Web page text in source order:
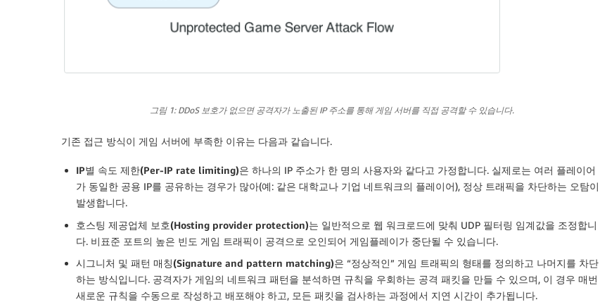
그림 1: DDoS 보호가 없으면 공격자가 노출된 IP 주소를 통해 게임 서버를 직접 공격할 수 있습니다.
기존 접근 방식이 게임 서버에 부족한 이유는 다음과 같습니다.
IP별 속도 제한(Per-IP rate limiting)은 하나의 IP 주소가 한 명의 사용자와 같다고 가정합니다. 실제로는 여러 플레이어
가 동일한 공용 IP를 공유하는 경우가 많아(예: 같은 대학교나 기업 네트워크의 플레이어), 정상 트래픽을 차단하는 오탐이
발생합니다.
호스팅 제공업체 보호(Hosting provider protection)는 일반적으로 웹 워크로드에 맞춰 UDP 필터링 임계값을 조정합니
다. 비표준 포트의 높은 빈도 게임 트래픽이 공격으로 오인되어 게임플레이가 중단될 수 있습니다.
시그니처 및 패턴 매칭(Signature and pattern matching)은 “정상적인” 게임 트래픽의 형태를 정의하고 나머지를 차단
하는 방식입니다. 공격자가 게임의 네트워크 패턴을 분석하면 규칙을 우회하는 공격 패킷을 만들 수 있으며, 이 경우 매번
새로운 규칙을 수동으로 작성하고 배포해야 하고, 모든 패킷을 검사하는 과정에서 지연 시간이 추가됩니다.